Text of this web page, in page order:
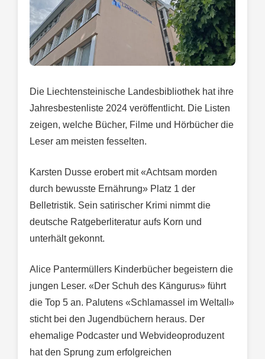
Die Liechtensteinische Landesbibliothek hat ihre
Jahresbestenliste 2024 veröffentlicht. Die Listen
zeigen, welche Bücher, Filme und Hörbücher die
Leser am meisten fesselten.
Karsten Dusse erobert mit «Achtsam morden
durch bewusste Ernährung» Platz 1 der
Belletristik. Sein satirischer Krimi nimmt die
deutsche Ratgeberliteratur aufs Korn und
unterhält gekonnt.
Alice Pantermüllers Kinderbücher begeistern die
jungen Leser. «Der Schuh des Kängurus» führt
die Top 5 an. Palutens «Schlamassel im Weltall»
sticht bei den Jugendbüchern heraus. Der
ehemalige Podcaster und Webvideoproduzent
hat den Sprung zum erfolgreichen